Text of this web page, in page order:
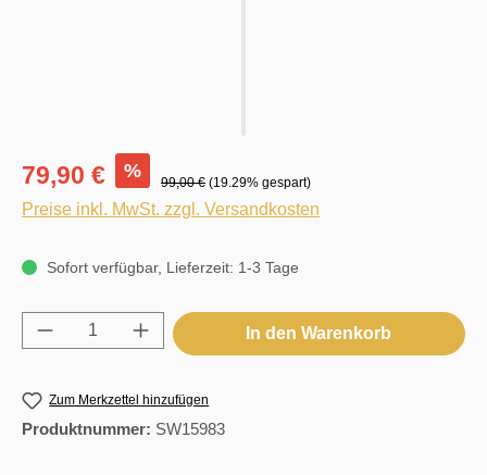
79,90 € %
99,00 € (19.29% gespart)
Preise inkl. MwSt. zzgl. Versandkosten
Sofort verfügbar, Lieferzeit: 1-3 Tage
Produkt Anzahl: Gib den gewünschten
In den Warenkorb
Zum Merkzettel hinzufügen
Produktnummer: SW15983